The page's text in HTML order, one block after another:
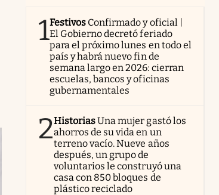
1Festivos Confirmado y oficial |
El Gobierno decretó feriado
para el próximo lunes en todo el
país y habrá nuevo fin de
semana largo en 2026: cierran
escuelas, bancos y oficinas
gubernamentales
2HistoriasUna mujer gastó los
ahorros de su vida en un
terreno vacío. Nueve años
después, un grupo de
voluntarios le construyó una
casa con 850 bloques de
plástico reciclado